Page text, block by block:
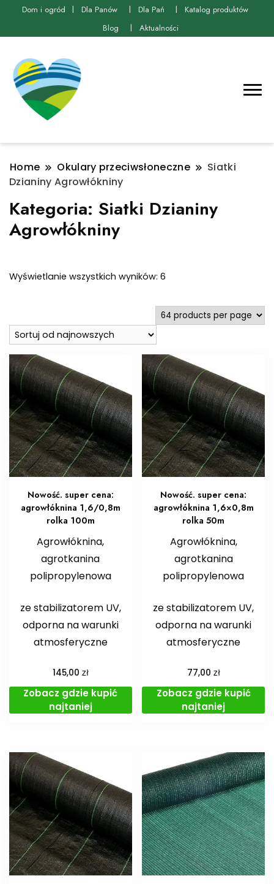
Dom i ogród Dla Panów Dla Pań
Katalog produktów
Blog
Aktualności
Home Okulary przeciwsłoneczne
Siatki
Dzianiny Agrowłókniny
Kategoria: Siatki Dzianiny
Agrowłókniny
Wyświetlanie wszystkich wyników: 6
najnowszych
Nowość. super cena:
agrowłóknina 1,6/0,8m
rolka 100m
Agrowłóknina,
agrotkanina
polipropylenowa
ze stabilizatorem UV,
odporna na warunki
atmosferyczne
145,00 zł
Zobacz gdzie kupić
najtaniej
Nowość. super cena:
agrowłóknina 1,6×0,8m
rolka 50m
Agrowłóknina,
agrotkanina
polipropylenowa
ze stabilizatorem UV,
odporna na warunki
atmosferyczne
77,00 zł
Zobacz gdzie kupić
najtaniej